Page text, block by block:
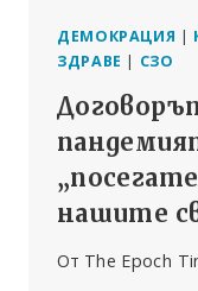
ДЕМОКРАЦИЯ |
ЗДРАВЕ | СЗО
нашите
От The Epoch